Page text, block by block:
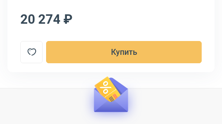
20 274 ₽
Купить